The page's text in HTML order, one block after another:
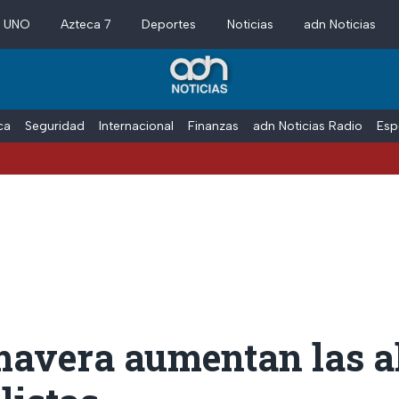
Azteca 7 Deportes Noticias adn Noticias
Seguridad Internacional Finanzas adn Noticias Radio
aumentan las